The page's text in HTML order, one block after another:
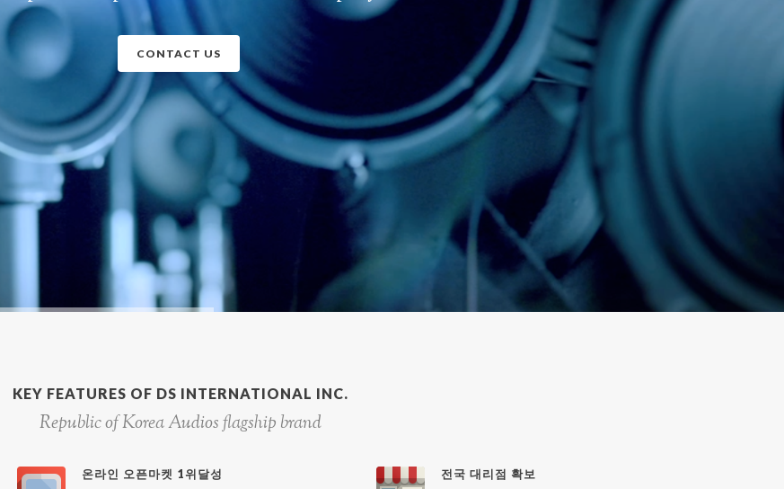
CONTACT US
KEY FEATURES OF DS INTERNATIONAL INC.
Republic of Korea Audios flagship brand
온라인 오픈마켓 1위달성 전국 대리점 확보